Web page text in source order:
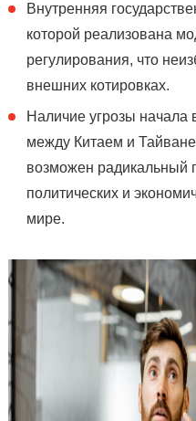
Внутренняя
которой реализована
регулирования, что
внешних котировках.
Наличие угрозы начала
между Китаем и
возможен радикальный
политических и
мире.